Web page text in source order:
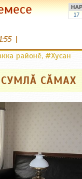
НАР
17
|
районӗ, #Хусан
СУМЛӐ СӐМАХ